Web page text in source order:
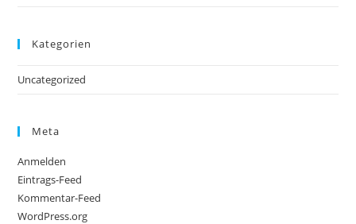
Kategorien
Uncategorized
Meta
Anmelden
Eintrags-Feed
Kommentar-Feed
WordPress.org